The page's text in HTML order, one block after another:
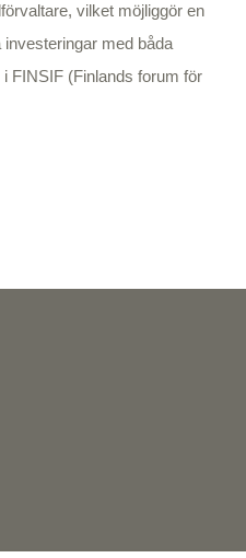
vilket möjliggör en
med båda
FINSIF (Finlands forum för